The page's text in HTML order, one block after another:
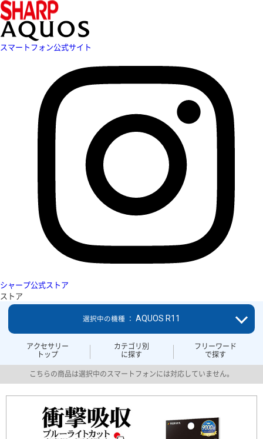
スマートフォン公式サイト
シャープ公式ストア
ストア
アクセサリー
トップ
カテゴリ別
に探す
フリーワード
で探す
選択中の機種 ： AQUOS R11
こちらの商品は選択中のスマートフォンには対応していません。